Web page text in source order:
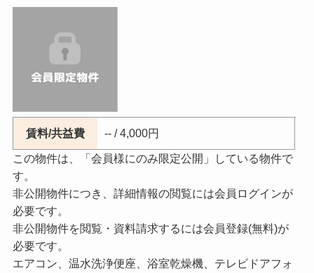
賃料/共益費
-- / 4,000円
この物件は、「会員様にのみ限定公開」している物件で
す。
非公開物件につき、詳細情報の閲覧には会員ログインが
必要です。
非公開物件を閲覧・資料請求するには会員登録(無料)が
必要です。
エアコン、温水洗浄便座、浴室乾燥機、テレビドアフォ